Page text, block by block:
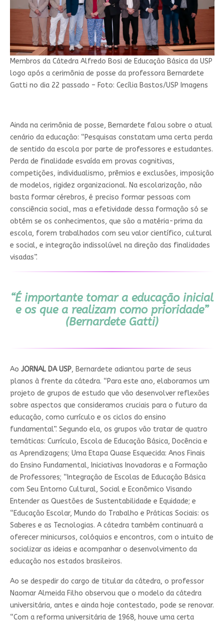
Membros da Cátedra Alfredo Bosi de Educação Básica da USP
logo após a cerimônia de posse da professora Bernardete
Gatti no dia 22 passado – Foto: Cecília Bastos/USP Imagens
Ainda na cerimônia de posse, Bernardete falou sobre o atual
cenário da educação: “Pesquisas constatam uma certa perda
de sentido da escola por parte de professores e estudantes.
Perda de finalidade esvaída em provas cognitivas,
competições, individualismo, prêmios e exclusões, imposição
de modelos, rigidez organizacional. Na escolarização, não
basta formar cérebros, é preciso formar pessoas com
consciência social, mas a efetividade dessa formação só se
obtém se os conhecimentos, que são a matéria-prima da
escola, forem trabalhados com seu valor científico, cultural
e social, e integração indissolúvel na direção das finalidades
visadas”.
“É importante tomar a educação inicial
e os que a realizam como prioridade”
(Bernardete Gatti)
Ao JORNAL DA USP, Bernardete adiantou parte de seus
planos à frente da cátedra. “Para este ano, elaboramos um
projeto de grupos de estudo que vão desenvolver reflexões
sobre aspectos que consideramos cruciais para o futuro da
educação, como currículo e os ciclos do ensino
fundamental”. Segundo ela, os grupos vão tratar de quatro
temáticas: Currículo, Escola de Educação Básica, Docência e
as Aprendizagens; Uma Etapa Quase Esquecida: Anos Finais
do Ensino Fundamental, Iniciativas Inovadoras e a Formação
de Professores; “Integração de Escolas de Educação Básica
com Seu Entorno Cultural, Social e Econômico Visando
Entender as Questões de Sustentabilidade e Equidade; e
“Educação Escolar, Mundo do Trabalho e Práticas Sociais: os
Saberes e as Tecnologias. A cátedra também continuará a
oferecer minicursos, colóquios e encontros, com o intuito de
socializar as ideias e acompanhar o desenvolvimento da
educação nos estados brasileiros.
Ao se despedir do cargo de titular da cátedra, o professor
Naomar Almeida Filho observou que o modelo da cátedra
universitária, antes e ainda hoje contestado, pode se renovar.
“Com a reforma universitária de 1968, houve uma certa